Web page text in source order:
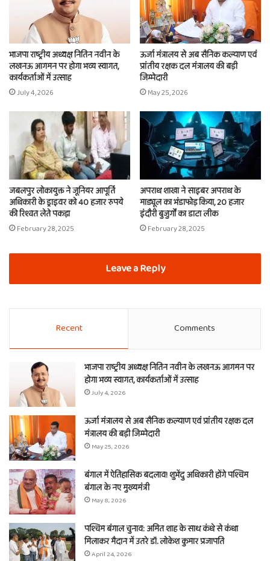
भाजपा राष्ट्रीय अध्यक्ष नितिन नवीन के
लखनऊ आगमन पर होगा भव्य स्वागत,
कार्यकर्ताओं में उत्साह
July 4, 2026
ऊर्जा मंत्रालय से अब सैनिक कल्याण एवं
प्रांतीय रक्षक दल मंत्रालय की बड़ी
जिम्मेदारी
May 25, 2026
जबलपुर लोकायुक्त ने जूनियर आपूर्ति
अधिकारी के ड्राइवर को 40 हजार रुपये
की रिश्वत लेते पकड़ा
February 28, 2025
अपराध शाखा ने साइबर अपराध के
माड्यूल का भंडाफोड़ किया, 20 हजार
इंदौरी बुजुर्गों का डाटा लीक
February 28, 2025
Leave a Reply
Recent Comments
भाजपा राष्ट्रीय अध्यक्ष नितिन नवीन के लखनऊ आगमन पर
होगा भव्य स्वागत, कार्यकर्ताओं में उत्साह
July 4, 2026
ऊर्जा मंत्रालय से अब सैनिक कल्याण एवं प्रांतीय रक्षक दल
मंत्रालय की बड़ी जिम्मेदारी
May 25, 2026
बंगाल में ऐतिहासिक बदलाव! शुभेंदु अधिकारी होंगे पश्चिम
बंगाल के नए मुख्यमंत्री
May 8, 2026
पश्चिम बंगाल चुनाव: अमित शाह के साथ कंधे से कंधा
मिलाकर मैदान में उतरे डॉ. लोकेश कुमार प्रजापति
April 24, 2026